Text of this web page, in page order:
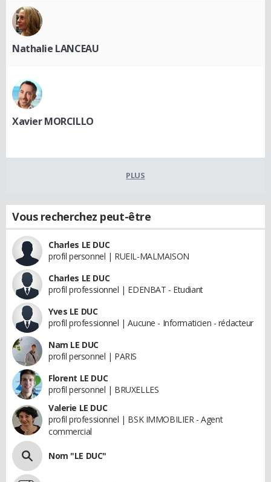
Nathalie LANCEAU
Xavier MORCILLO
PLUS
Vous recherchez peut-être
Charles LE DUC
profil personnel | RUEIL-MALMAISON
Charles LE DUC
profil professionnel | EDENBAT - Etudiant
Yves LE DUC
profil professionnel | Aucune - Informaticien - rédacteur
Nam LE DUC
profil personnel | PARIS
Florent LE DUC
profil personnel | BRUXELLES
Valerie LE DUC
profil professionnel | BSK IMMOBILIER - Agent
commercial
Nom "LE DUC"